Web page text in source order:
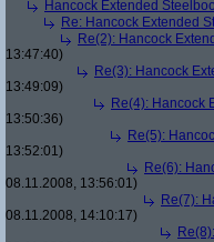
Hancock Extended
Re: Hancock Extended
Re(2): Hancock
13:47:40)
Re(3): Hancock
13:49:09)
Re(4): Hancock
13:50:36)
Re(5):
13:52:01)
Re(6):
08.11.2008, 13:56:01)
Re(7):
08.11.2008, 14:10:17)